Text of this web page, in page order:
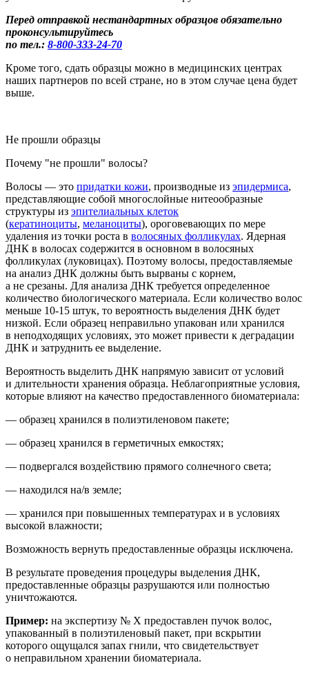
Перед отправкой нестандартных образцов обязательно
проконсультируйтесь
по тел.: 8-800-333-24-70
Кроме того, сдать образцы можно в медицинских центрах
наших партнеров по всей стране, но в этом случае цена будет
выше.
Не прошли образцы
Почему "не прошли" волосы?
Волосы — это придатки кожи, производные из эпидермиса,
представляющие собой многослойные нитеообразные
структуры из эпителиальных клеток
(кератиноциты, меланоциты), ороговевающих по мере
удаления из точки роста в волосяных фолликулах. Ядерная
ДНК в волосах содержится в основном в волосяных
фолликулах (луковицах). Поэтому волосы, предоставляемые
на анализ ДНК должны быть вырваны с корнем,
а не срезаны. Для анализа ДНК требуется определенное
количество биологического материала. Если количество волос
меньше 10-15 штук, то вероятность выделения ДНК будет
низкой. Если образец неправильно упакован или хранился
в неподходящих условиях, это может привести к деградации
ДНК и затруднить ее выделение.
Вероятность выделить ДНК напрямую зависит от условий
и длительности хранения образца. Неблагоприятные условия,
которые влияют на качество предоставленного биоматериала:
— образец хранился в полиэтиленовом пакете;
— образец хранился в герметичных емкостях;
— подвергался воздействию прямого солнечного света;
— находился на/в земле;
— хранился при повышенных температурах и в условиях
высокой влажности;
Возможность вернуть предоставленные образцы исключена.
В результате проведения процедуры выделения ДНК,
предоставленные образцы разрушаются или полностью
уничтожаются.
Пример: на экспертизу № Х предоставлен пучок волос,
упакованный в полиэтиленовый пакет, при вскрытии
которого ощущался запах гнили, что свидетельствует
о неправильном хранении биоматериала.